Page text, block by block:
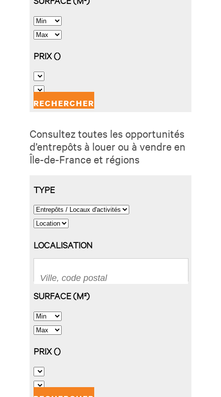
Consultez toutes les opportunités
d’entrepôts à louer ou à vendre en
Île-de-France et régions